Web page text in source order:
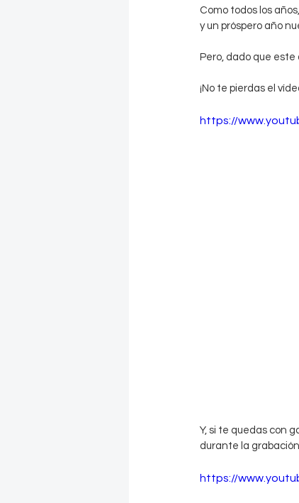
Como todos los
y un próspero año
Pero, dado que
¡No te pierdas el
https://
Y, si te quedas con
durante la
https://